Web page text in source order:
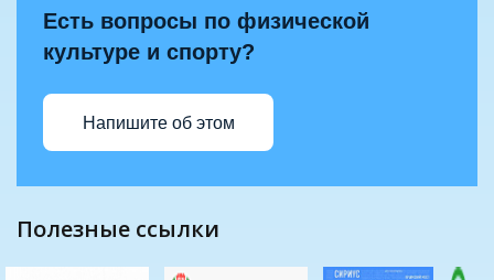
Есть вопросы по физической
культуре и спорту?
Напишите об этом
полезные ссылки